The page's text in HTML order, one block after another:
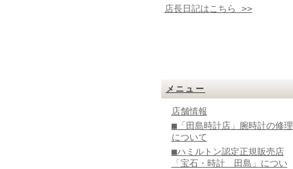
店長日記はこちら >>
メニュー
店舗情報
■「田島時計店」腕時計の修理
について
■ハミルトン認定正規販売店
「宝石・時計 田島」につい